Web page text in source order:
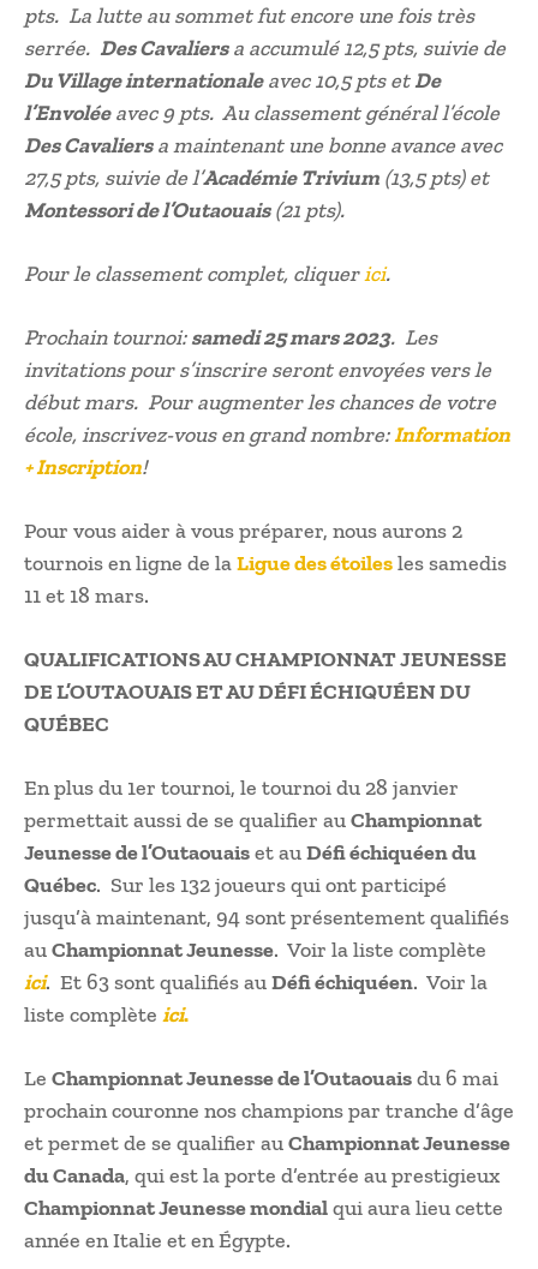
pts. La lutte au sommet fut encore une fois très
serrée. Des Cavaliersa accumulé 12,5 pts, suivie de
Du Village internationaleavec 10,5 pts etDe
l’Envoléeavec 9 pts. Au classement général l’école
Des Cavaliersa maintenant une bonne avance avec
27,5 pts, suivie de l’Académie Trivium (13,5 pts) et
Montessori de l’Outaouais(21 pts).
Pour le classement complet, cliquerici.
Prochain tournoi:samedi 25 mars 2023. Les
invitations pour s’inscrire seront envoyées vers le
début mars. Pour augmenter les chances de votre
école, inscrivez-vous en grand nombre:Information
+ Inscription!
Pour vous aider à vous préparer, nous aurons 2
tournois en ligne de laLigue des étoilesles samedis
11 et 18 mars.
QUALIFICATIONS AU CHAMPIONNAT JEUNESSE
DE L’OUTAOUAIS ET AU DÉFI ÉCHIQUÉEN DU
QUÉBEC
En plus du 1er tournoi, le tournoi du 28 janvier
permettait aussi de se qualifier auChampionnat
Jeunesse de l’Outaouaiset auDéfi échiquéen du
Québec. Sur les 132 joueurs qui ont participé
jusqu’à maintenant, 94 sont présentement qualifiés
auChampionnat Jeunesse. Voir la liste complète
ici. Et 63 sont qualifiés auDéfi échiquéen. Voir la
liste complète ici.
Le Championnat Jeunesse de l’Outaouaisdu 6 mai
prochain couronne nos champions par tranche d’âge
et permet de se qualifier auChampionnat Jeunesse
du Canada, qui est la porte d’entrée au prestigieux
Championnat Jeunesse mondialqui aura lieu cette
année en Italie et en Égypte.